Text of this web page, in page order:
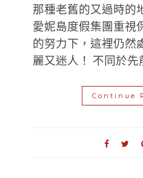
那種老舊的又過時的
愛妮島度假集團重視
的努力下，這裡仍然
麗又迷人！ 不同於
Continue